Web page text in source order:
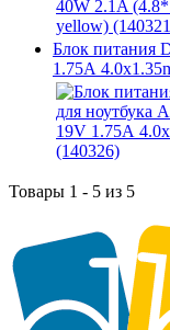
Блок питания
1.75A
Товары 1 - 5 из 5